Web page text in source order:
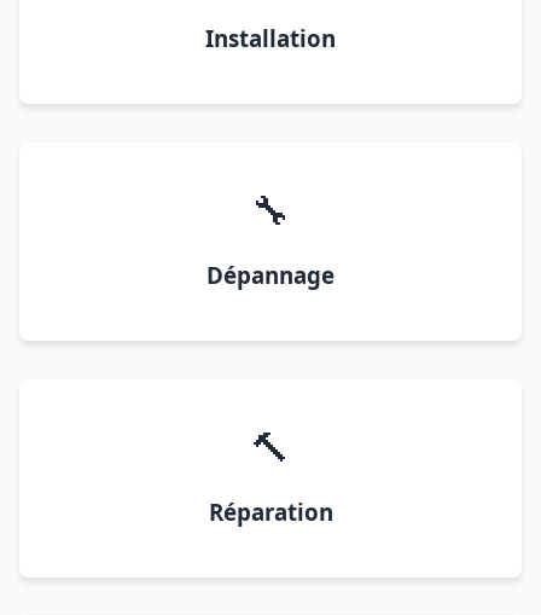
Installation
🔧
Dépannage
🔨
Réparation